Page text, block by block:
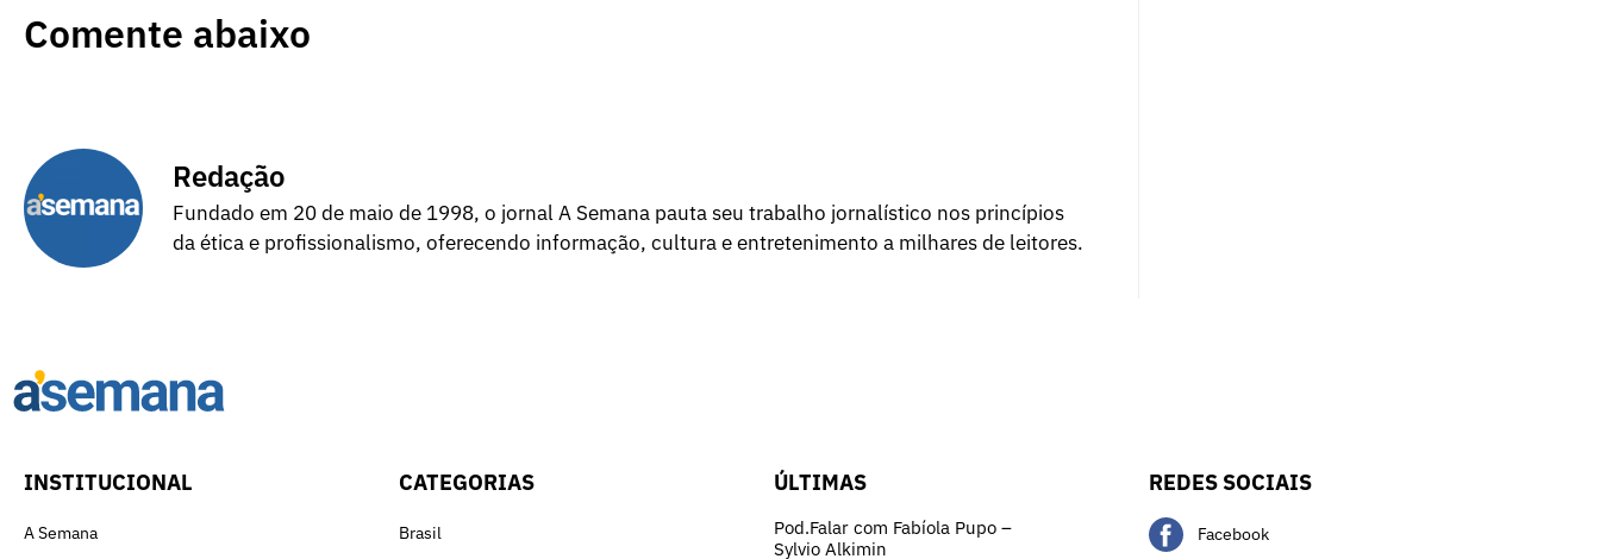
Comente abaixo
Redação
Fundado em 20 de maio de 1998, o jornal A Semana pauta seu trabalho jornalístico nos princípios
da ética e profissionalismo, oferecendo informação, cultura e entretenimento a milhares de leitores.
INSTITUCIONAL
A Semana
CATEGORIAS
Brasil
ÚLTIMAS
Pod.Falar com Fabíola Pupo –
Sylvio Alkimin
REDES SOCIAIS
Facebook